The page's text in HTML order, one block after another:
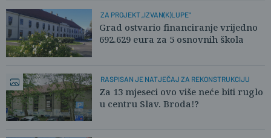
ZA PROJEKT „IZVAN(K)LUPE"
Grad ostvario financiranje vrijedno
692.629 eura za 5 osnovnih škola
RASPISAN JE NATJEČAJ ZA REKONSTRUKCIJU
Za 13 mjeseci ovo više neće biti ruglo
u centru Slav. Broda!?